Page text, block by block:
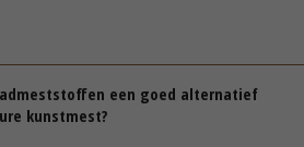
een goed alternatief
kunstmest?